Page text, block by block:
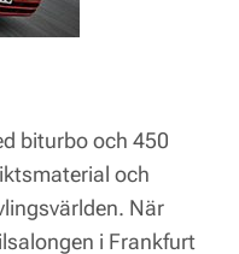
biturbo och 450
och
När
i Frankfurt